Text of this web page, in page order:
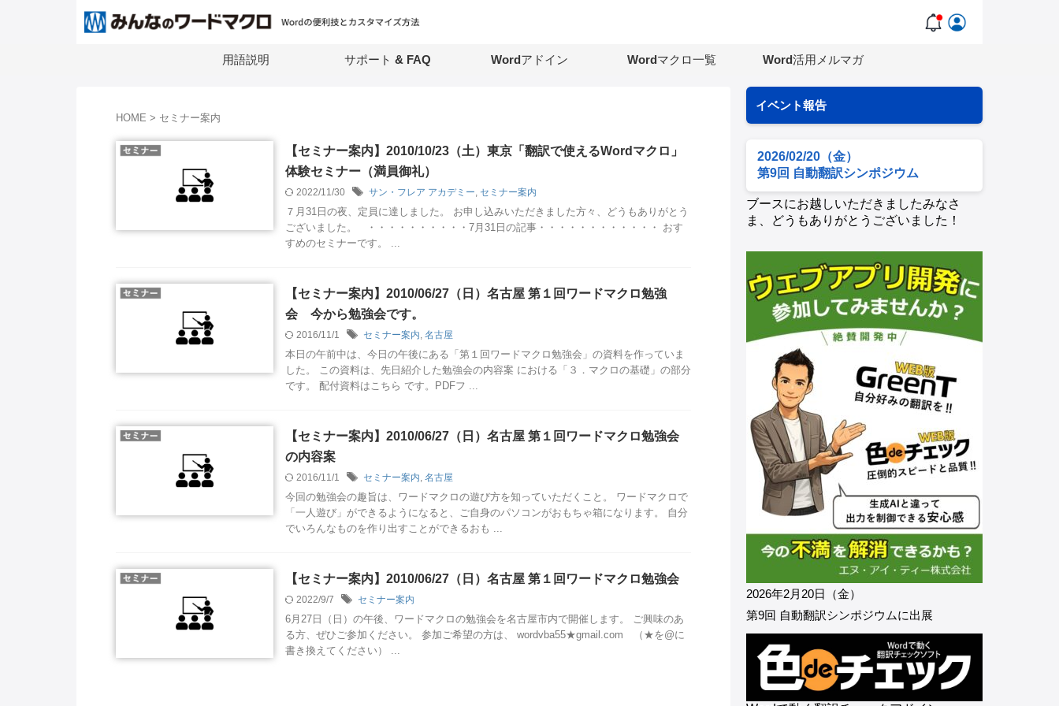
用語説明 サポート & FAQ Wordアドイン Wordマクロ一覧 Word活用メルマガ
HOME > セミナー案内
【セミナー案内】2010/10/23（土）東京「翻訳で使えるWordマクロ」
体験セミナー（満員御礼）
2022/11/30 サン・フレア アカデミー, セミナー案内
７月31日の夜、定員に達しました。 お申し込みいただきました方々、どうもありがとう
ございました。 ・・・・・・・・・・7月31日の記事・・・・・・・・・・・・ おす
すめのセミナーです。 ...
【セミナー案内】2010/06/27（日）名古屋 第１回ワードマクロ勉強
会 今から勉強会です。
2016/11/1 セミナー案内, 名古屋
本日の午前中は、今日の午後にある「第１回ワードマクロ勉強会」の資料を作っていま
した。 この資料は、先日紹介した勉強会の内容案 における「３．マクロの基礎」の部分
です。 配付資料はこちら です。PDFフ ...
【セミナー案内】2010/06/27（日）名古屋 第１回ワードマクロ勉強会
の内容案
2016/11/1 セミナー案内, 名古屋
今回の勉強会の趣旨は、ワードマクロの遊び方を知っていただくこと。 ワードマクロで
「一人遊び」ができるようになると、ご自身のパソコンがおもちゃ箱になります。 自分
でいろんなものを作り出すことができるおも ...
【セミナー案内】2010/06/27（日）名古屋 第１回ワードマクロ勉強会
2022/9/7 セミナー案内
6月27日（日）の午後、ワードマクロの勉強会を名古屋市内で開催します。 ご興味のあ
る方、ぜひご参加ください。 参加ご希望の方は、 wordvba55★gmail.com （★を@に
書き換えてください） ...
イベント報告
2026/02/20（金）
第9回 自動翻訳シンポジウム
ブースにお越しいただきましたみなさ
ま、どうもありがとうございました！
2026年2月20日（金）
第9回 自動翻訳シンポジウムに出展